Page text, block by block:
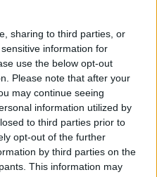
sharing to third parties, or
information for
use the below opt-out
Please note that after your
may continue seeing
information utilized by
to third parties prior to
opt-out of the further
by third parties on the
This information may
de Arte y Superior de
la Plata (en la parada de
la guagua seguirá la
uso de las paradas de
al deporte vernáculo
y seguir el recorrido de
especial de Vela
Muelle Deportivo, lugar
botes tienen su sede.